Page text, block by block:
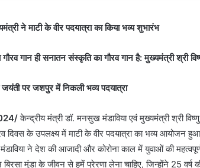
ने माटी के वीर पदयात्रा का किया भव्य शुभारंभ
गान ही सनातन संस्कृति का गौरव गान है: मुख्यमंत्री श्री
जयंती पर जशपुर में निकली भव्य पदयात्रा
केन्द्रीय मंत्री डॉ. मनसुख मंडाविया एवं मुख्यमंत्री श्री
दिवस के उपलक्ष्य में माटी के वीर पदयात्रा का भव्य आयोजन
ने देश की आजादी और कोरोना काल में युवाओं की
बिरसा मुंडा के जीवन से हमें प्रेरणा लेना चाहिए, जिन्होंने 25